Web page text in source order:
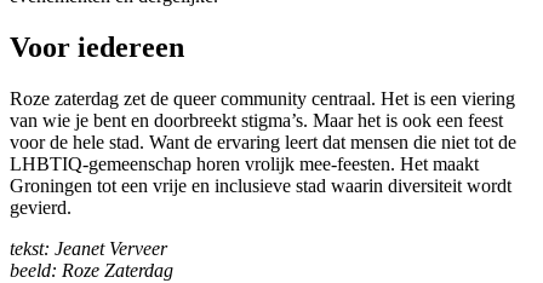
Voor iedereen
Roze zaterdag zet de queer community centraal. Het is een viering
van wie je bent en doorbreekt stigma’s. Maar het is ook een feest
voor de hele stad. Want de ervaring leert dat mensen die niet tot de
LHBTIQ-gemeenschap horen vrolijk mee-feesten. Het maakt
Groningen tot een vrije en inclusieve stad waarin diversiteit wordt
gevierd.
tekst: Jeanet Verveer
beeld: Roze Zaterdag